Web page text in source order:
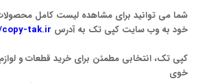
شما می توانید برای مشاهده لیست کامل
خود به وب سایت کپی تک به آدرس tak.ir/
کپی تک، انتخابی مطمئن برای خرید قطعات و
خوی